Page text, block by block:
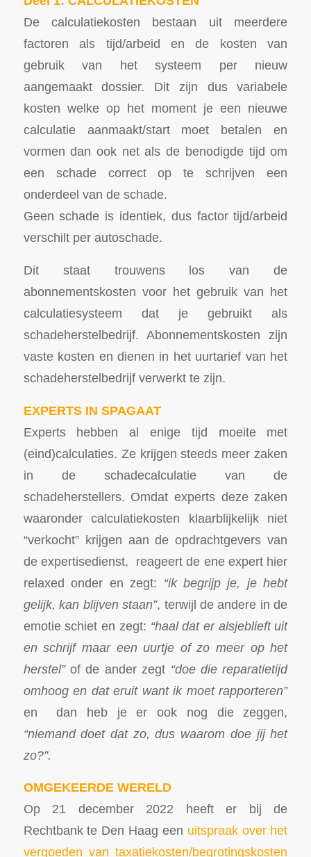
De calculatiekosten bestaan uit meerdere
factoren als tijd/arbeid en de kosten van
gebruik van het systeem per nieuw
aangemaakt dossier. Dit zijn dus variabele
kosten welke op het moment je een nieuwe
calculatie aanmaakt/start moet betalen en
vormen dan ook net als de benodigde tijd om
een schade correct op te schrijven een
onderdeel van de schade.
Geen schade is identiek, dus factor tijd/arbeid
verschilt per autoschade.
Dit staat trouwens los van de
abonnementskosten voor het gebruik van het
calculatiesysteem dat je gebruikt als
schadeherstelbedrijf. Abonnementskosten zijn
vaste kosten en dienen in het uurtarief van het
schadeherstelbedrijf verwerkt te zijn.
EXPERTS IN SPAGAAT
Experts hebben al enige tijd moeite met
(eind)calculaties. Ze krijgen steeds meer zaken
in de schadecalculatie van de
schadeherstellers. Omdat experts deze zaken
waaronder calculatiekosten klaarblijkelijk niet
“verkocht” krijgen aan de opdrachtgevers van
de expertisedienst, reageert de ene expert hier
relaxed onder en zegt: “ik begrijp je, je hebt
gelijk, kan blijven staan”, terwijl de andere in de
emotie schiet en zegt: “haal dat er alsjeblieft uit
en schrijf maar een uurtje of zo meer op het
herstel”of de ander zegt “doe die reparatietijd
omhoog en dat eruit want ik moet rapporteren”
en dan heb je er ook nog die zeggen,
“niemand doet dat zo, dus waarom doe jij het
zo?”.
OMGEKEERDE WERELD
Op 21 december 2022 heeft er bij de
Rechtbank te Den Haag een uitspraak over het
vergoeden van taxatiekosten/begrotingskosten